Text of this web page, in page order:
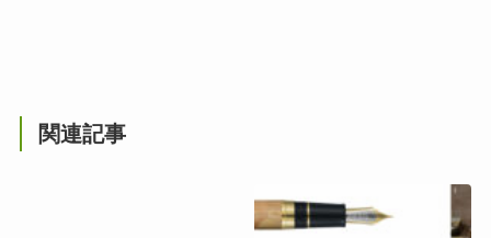
関連記事